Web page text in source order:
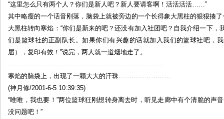
“这里怎么只有两个人？你们是新人吧？新人要请客啊！活活活活……”
其中略瘦的一个话音刚落，脑袋上就被旁边的一个长得象大黑柱的狠狠揍了
大黑柱转向寒焰：“你们是新来的吧？还没有加入社团吧？自我介绍一下
们是篮球社的正副队长。如果你们有兴趣的话就加入我们的篮球社吧
届），复印有效！”说完，两人就一道烟地走了。
………………………………………………………………
寒焰的脑袋上，出现了一颗大大的汗珠……………………
(神月修/2001-6-5 10:39:35)
“唯唯，我也要！”两位篮球狂刚想转身离去时，听见走廊中有个清脆的声
没问题吧！”